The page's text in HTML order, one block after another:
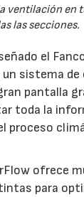
ventilación en
las secciones.
el
sistema
pantalla
toda la
proceso
ofrece
para